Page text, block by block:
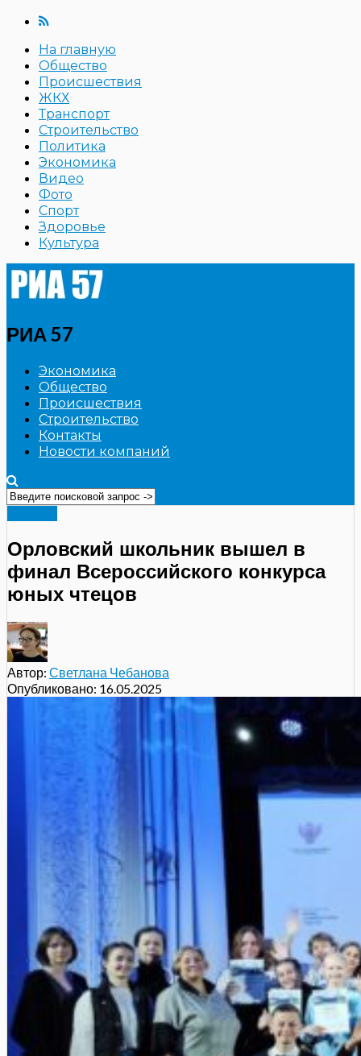
На главную
Общество
Происшествия
ЖКХ
Транспорт
Строительство
Политика
Экономика
Видео
Фото
Спорт
Здоровье
Культура
РИА 57
Экономика
Общество
Происшествия
Строительство
Контакты
Новости компаний
Орловский школьник вышел в
финал Всероссийского конкурса
юных чтецов
Автор: Светлана Чебанова
Опубликовано: 16.05.2025